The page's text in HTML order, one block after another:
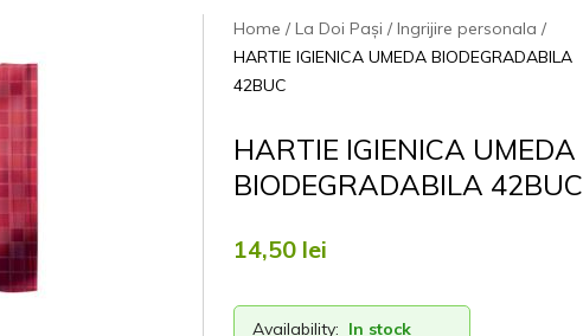
Home La Doi Pași
Ingrijire personala
HARTIE IGIENICA UMEDA BIODEGRADABILA
42BUC
HARTIE IGIENICA UMEDA
BIODEGRADABILA 42BUC
14,50 lei
Availability: In stock